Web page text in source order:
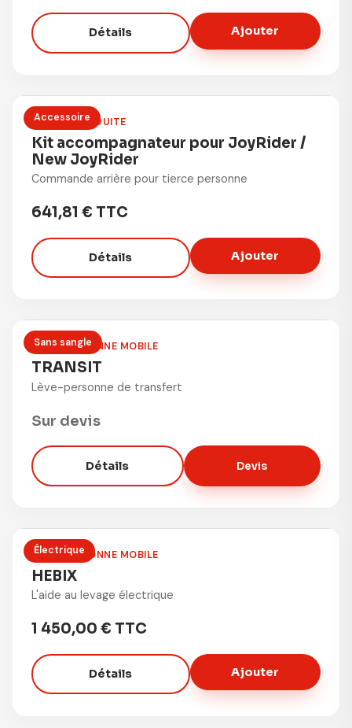
Détails Ajouter
Accessoire
MOBILITÉ RÉDUITE
Kit accompagnateur pour JoyRider /
New JoyRider
Commande arrière pour tierce personne
641,81 € TTC
Détails Ajouter
Sans sangle
LÈVE-PERSONNE MOBILE
TRANSIT
Lève-personne de transfert
Sur devis
Détails Devis
Électrique
LÈVE-PERSONNE MOBILE
HEBIX
L'aide au levage électrique
1 450,00 € TTC
Détails Ajouter